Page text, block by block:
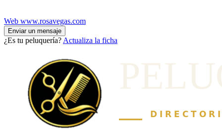
Web www.rosavegas.com
Enviar un mensaje
¿Es tu peluquería? Actualiza la ficha